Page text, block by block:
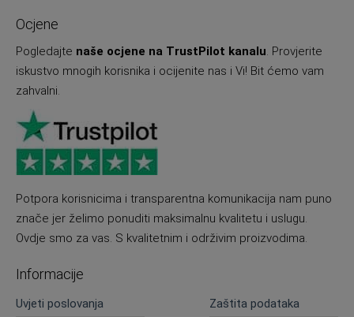
Ocjene
Pogledajte naše ocjene na TrustPilot kanalu. Provjerite
iskustvo mnogih korisnika i ocijenite nas i Vi! Bit ćemo vam
zahvalni.
Potpora korisnicima i transparentna komunikacija nam puno
znače jer želimo ponuditi maksimalnu kvalitetu i uslugu.
Ovdje smo za vas. S kvalitetnim i održivim proizvodima.
Informacije
Uvjeti poslovanja
Zaštita podataka